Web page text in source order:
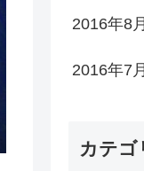
2016年8月
2016年7月
カテゴ